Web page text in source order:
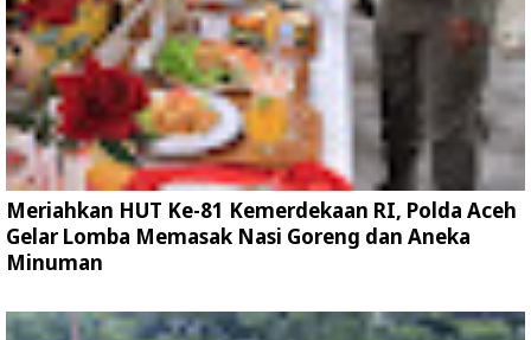
Meriahkan HUT Ke-81 Kemerdekaan RI, Polda Aceh
Gelar Lomba Memasak Nasi Goreng dan Aneka
Minuman